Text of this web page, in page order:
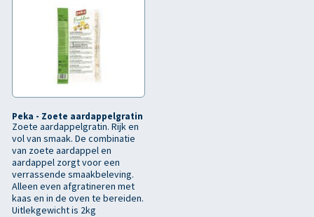
Peka - Zoete aardappelgratin
Zoete aardappelgratin. Rijk en
vol van smaak. De combinatie
van zoete aardappel en
aardappel zorgt voor een
verrassende smaakbeleving.
Alleen even afgratineren met
kaas en in de oven te bereiden.
Uitlekgewicht is 2kg